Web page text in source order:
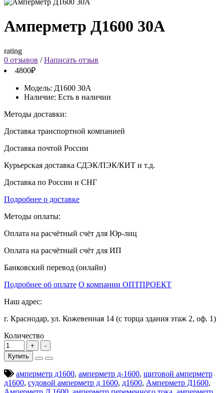
Амперметр Д1600 30А
rating
0 отзывов /Написать отзыв
4800₽
Модель: Д1600 30А
Наличие: Есть в наличии
Методы доставки:
Доставка транспортной компанией
Доставка почтой России
Курьерская доставка СДЭК/ПЭК/КИТ и т.д.
Доставка по России и СНГ
Подробнее о доставке
Методы оплаты:
Оплата на расчётный счёт для Юр-лиц
Оплата на расчётный счёт для ИП
Банковский перевод (онлайн)
Подробнее об оплате О компании ОПТПРОЕКТ
Наш адрес:
г. Краснодар, ул. Кожевенная 14 (с торца здания этаж 2, оф. 1)
Количество
Купить
амперметр д1600, амперметр д-1600, щитовой амперметр
д1600, судовой амперметр д 1600, д1600, Амперметр Д1600,